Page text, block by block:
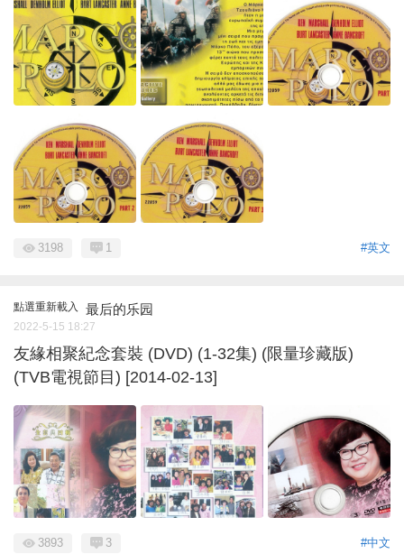
#英文
3198 1
點選重新載入 最后的乐园
2022-5-15 18:27
友緣相聚紀念套裝 (DVD) (1-32集) (限量珍藏版)
(TVB電視節目) [2014-02-13]
#中文
3893 3